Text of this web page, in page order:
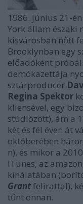
1986. június 21-
York állam északi
kisvárosban nőtt
Brooklynban egy
előadóként
demókazettája
sztárproducer
Regina Spektor
kliensével, egy
stúdiózott), ám a
két és fél éven át
októberében
n), és mikor a
iTunes, az
kínálatában
Grantfelirattal),
tűnt onnan.